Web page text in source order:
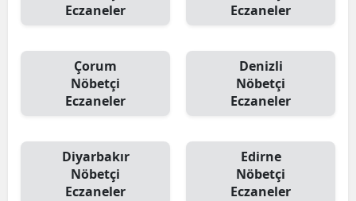
Eczaneler
Eczaneler
Çorum
Nöbetçi
Eczaneler
Denizli
Nöbetçi
Eczaneler
Diyarbakır
Nöbetçi
Eczaneler
Edirne
Nöbetçi
Eczaneler